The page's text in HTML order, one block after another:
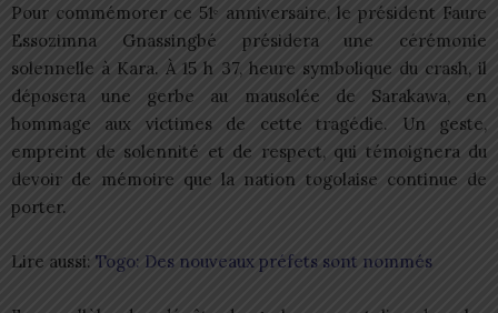
Pour commémorer ce 51ᵉ anniversaire, le président Faure
Essozimna Gnassingbé présidera une cérémonie
solennelle à Kara. À 15 h 37, heure symbolique du crash, il
déposera une gerbe au mausolée de Sarakawa, en
hommage aux victimes de cette tragédie. Un geste,
empreint de solennité et de respect, qui témoignera du
devoir de mémoire que la nation togolaise continue de
porter.
Lire aussi: Togo: Des nouveaux préfets sont nommés